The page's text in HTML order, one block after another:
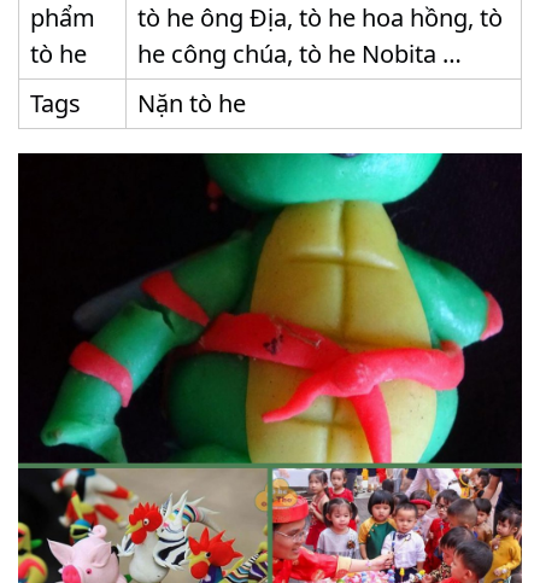
phẩm
tò he
tò he ông Địa, tò he hoa hồng, tò
he công chúa, tò he Nobita …
Tags
Nặn tò he